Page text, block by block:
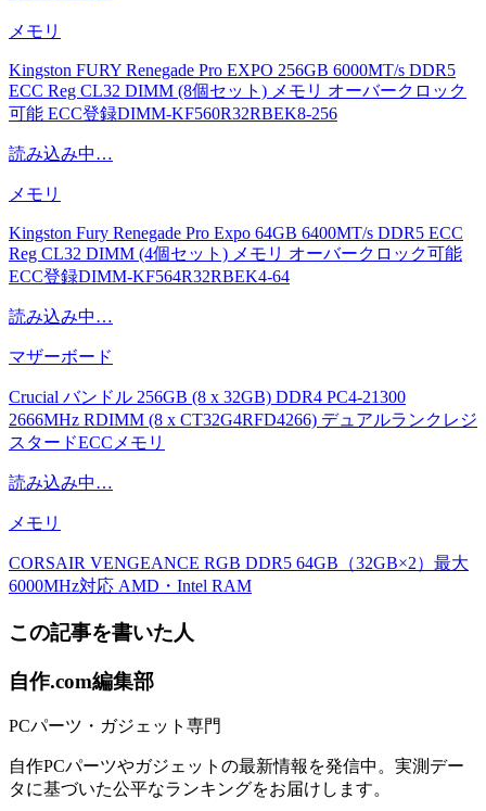
メモリ
Kingston FURY Renegade Pro EXPO 256GB 6000MT/s DDR5
ECC Reg CL32 DIMM (8個セット) メモリ オーバークロック
可能 ECC登録DIMM-KF560R32RBEK8-256
読み込み中…
メモリ
Kingston Fury Renegade Pro Expo 64GB 6400MT/s DDR5 ECC
Reg CL32 DIMM (4個セット) メモリ オーバークロック可能
ECC登録DIMM-KF564R32RBEK4-64
読み込み中…
マザーボード
Crucial バンドル 256GB (8 x 32GB) DDR4 PC4-21300
2666MHz RDIMM (8 x CT32G4RFD4266) デュアルランクレジ
スタードECCメモリ
読み込み中…
メモリ
CORSAIR VENGEANCE RGB DDR5 64GB（32GB×2）最大
6000MHz対応 AMD・Intel RAM
この記事を書いた人
自作.com編集部
PCパーツ・ガジェット専門
自作PCパーツやガジェットの最新情報を発信中。実測デー
タに基づいた公平なランキングをお届けします。